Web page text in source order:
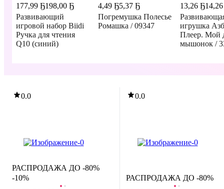
177,99 Ҕ198,00 Ҕ
Развивающий
игровой набор Biidi
Ручка для чтения
Q10 (синий)
4,49 Ҕ5,37 Ҕ
Погремушка Полесье
Ромашка / 09347
13,26 Ҕ
игрушка
Плеер. Мой
мышонок /
0.0
-10%
РАСПРОДАЖА ДО -80%
0.0
РАСПРОДАЖА ДО -80%